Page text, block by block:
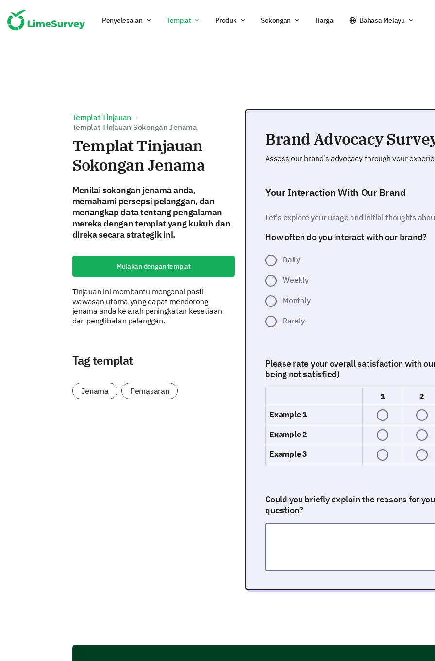
Penyelesaian Templat Produk Sokongan Harga Bahasa Melayu
Templat Tinjauan
Templat Tinjauan Sokongan Jenama
Templat Tinjauan
Sokongan Jenama
Menilai sokongan jenama anda,
memahami persepsi pelanggan, dan
menangkap data tentang pengalaman
mereka dengan templat yang kukuh dan
direka secara strategik ini.
Mulakan dengan templat
Tinjauan ini membantu mengenal pasti
wawasan utama yang dapat mendorong
jenama anda ke arah peningkatan kesetiaan
dan penglibatan pelanggan.
Tag templat
Jenama Pemasaran
Brand Advocacy
Assess our brand’s advocacy through your
Your Interaction With Our Brand
Let's explore your usage and initial thoughts
How often do you interact with our brand?
Daily
Weekly
Monthly
Rarely
Please rate your overall satisfaction with
being not satisfied)
1 2
Example 1
Example 2
Example 3
Could you briefly explain the reasons for
question?
How likely are you to recommend our